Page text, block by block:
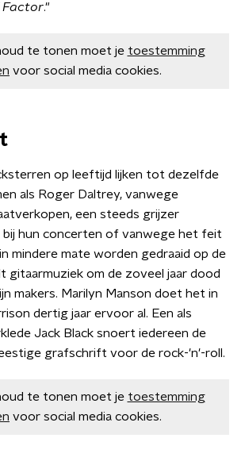
Factor."
te tonen moet je toestemming
voor social media cookies.
op leeftijd lijken tot dezelfde
als Roger Daltrey, vanwege
een steeds grijzer
bij hun concerten of vanwege het feit
mindere mate worden gedraaid op de
gitaarmuziek om de zoveel jaar dood
makers. Marilyn Manson doet het in
dertig jaar ervoor al. Een als
Jack Black snoert iedereen de
grafschrift voor de rock-'n'-roll.
te tonen moet je toestemming
voor social media cookies.